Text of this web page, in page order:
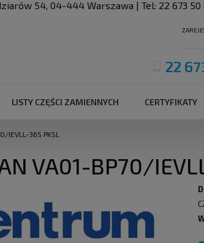
54, 04-444 Warszawa | Tel: 22 673 50
22
LISTY CZĘŚCI ZAMIENNYCH CERTYFIKATY
IEVLL-36S PKSL
VA01-BP70/